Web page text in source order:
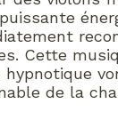
Cette
de la